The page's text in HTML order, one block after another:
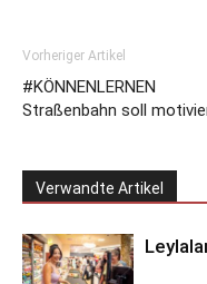
Vorheriger Artikel
#KÖNNENLERNEN
Straßenbahn soll
Verwandte Artikel